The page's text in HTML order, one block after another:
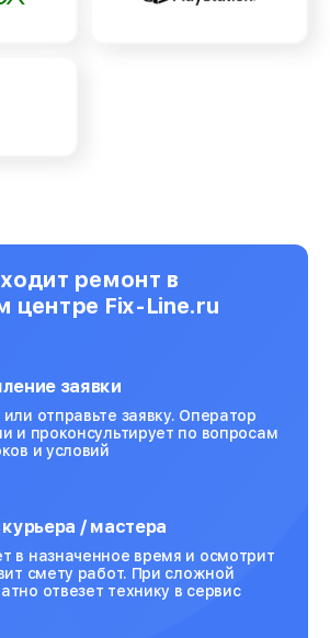
ремонт в
центре Fix-Line.ru
заявки
отправьте заявку. Оператор
и проконсультирует по вопросам
и условий
/ мастера
в назначенное время и осмотрит
смету работ. При сложной
отвезет технику в сервис